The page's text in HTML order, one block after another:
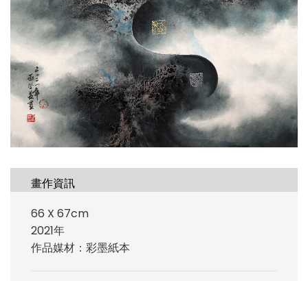
畫作資訊
66 X 67cm
2021年
作品媒材：彩墨紙本